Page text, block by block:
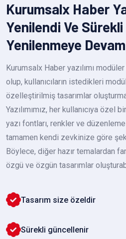
Kurumsalx Haber
Yenilendi Ve Sürekli
Yenilenmeye
Kurumsalx Haber yazılımı
olup, kullanıcıların istedikleri
özelleştirilmiş tasarımlar
Yazılımımız, her kullanıcıya özel
yazı fontları, renkler ve
tamamen kendi zevkinize göre
Böylece, diğer hazır temalardan
özgü ve özgün tasarımlar
Tasarım size özeldir
Sürekli güncellenir